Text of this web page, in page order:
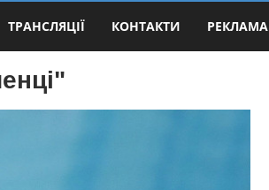
ТРАНСЛЯЦІЇ КОНТАКТИ РЕКЛАМА